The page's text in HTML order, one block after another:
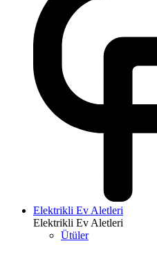
Elektrikli Ev Aletleri
Elektrikli Ev Aletleri
Ütüler